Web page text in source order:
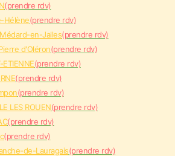
(prendre rdv)
Hélène(prendre rdv)
en-Jalles(prendre rdv)
d'Oléron(prendre rdv)
ETIENNE(prendre rdv)
(prendre rdv)
(prendre rdv)
LES ROUEN(prendre rdv)
(prendre rdv)
(prendre rdv)
de-Lauragais(prendre rdv)